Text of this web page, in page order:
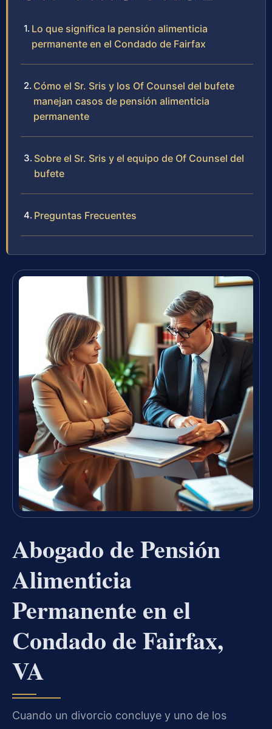
Lo que significa la pensión alimenticia
permanente en el Condado de Fairfax
Cómo el Sr. Sris y los Of Counsel del bufete
manejan casos de pensión alimenticia
permanente
Sobre el Sr. Sris y el equipo de Of Counsel del
bufete
Preguntas Frecuentes
Abogado de Pensión
Alimenticia
Permanente en el
Condado de Fairfax,
VA
Cuando un divorcio concluye y uno de los